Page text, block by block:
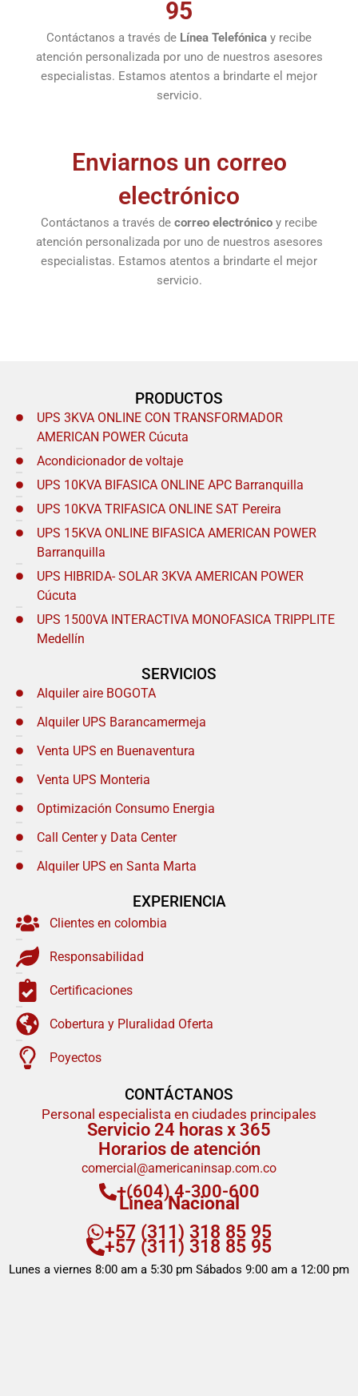
95
Contáctanos a través de Línea Telefónica y recibe
atención personalizada por uno de nuestros asesores
especialistas. Estamos atentos a brindarte el mejor
servicio.
Enviarnos un correo
electrónico
Contáctanos a través de correo electrónico y recibe
atención personalizada por uno de nuestros asesores
especialistas. Estamos atentos a brindarte el mejor
servicio.
PRODUCTOS
UPS 3KVA ONLINE CON TRANSFORMADOR
AMERICAN POWER Cúcuta
Acondicionador de voltaje
UPS 10KVA BIFASICA ONLINE APC Barranquilla
UPS 10KVA TRIFASICA ONLINE SAT Pereira
UPS 15KVA ONLINE BIFASICA AMERICAN POWER
Barranquilla
UPS HIBRIDA- SOLAR 3KVA AMERICAN POWER
Cúcuta
UPS 1500VA INTERACTIVA MONOFASICA TRIPPLITE
Medellín
SERVICIOS
Alquiler aire BOGOTA
Alquiler UPS Barancamermeja
Venta UPS en Buenaventura
Venta UPS Monteria
Optimización Consumo Energia
Call Center y Data Center
Alquiler UPS en Santa Marta
EXPERIENCIA
Clientes en colombia
Responsabilidad
Certificaciones
Cobertura y Pluralidad Oferta
Poyectos
CONTÁCTANOS
Personal especialista en ciudades principales
Servicio 24 horas x 365
Horarios de atención
comercial@americaninsap.com.co
+(604) 4-300-600
Linea Nacional
+57 (311) 318 85 95
+57 (311) 318 85 95
Lunes a viernes 8:00 am a 5:30 pm Sábados 9:00 am a 12:00 pm